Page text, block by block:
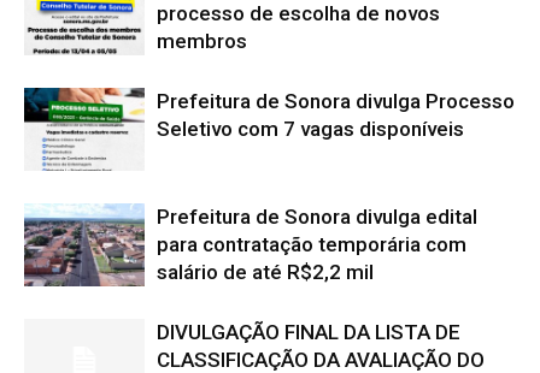
processo de escolha de novos
membros
Prefeitura de Sonora divulga Processo
Seletivo com 7 vagas disponíveis
Prefeitura de Sonora divulga edital
para contratação temporária com
salário de até R$2,2 mil
DIVULGAÇÃO FINAL DA LISTA DE
CLASSIFICAÇÃO DA AVALIAÇÃO DO